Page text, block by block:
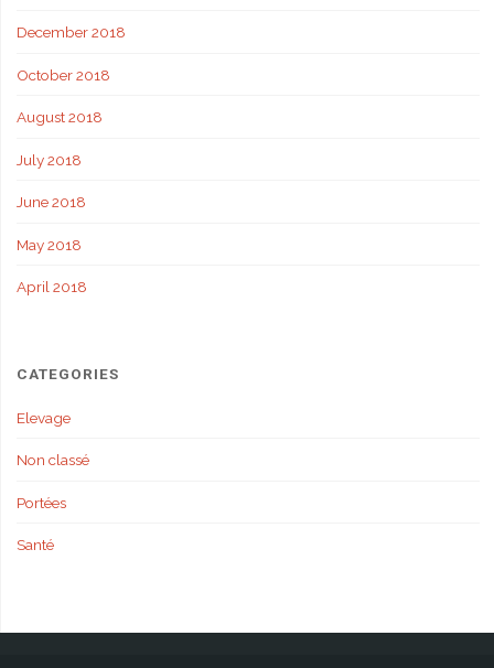
December 2018
October 2018
August 2018
July 2018
June 2018
May 2018
April 2018
CATEGORIES
Elevage
Non classé
Portées
Santé